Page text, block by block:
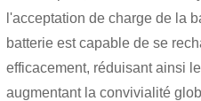
l'acceptation de charge de la
batterie est capable de se
efficacement, réduisant ainsi
augmentant la convivialité